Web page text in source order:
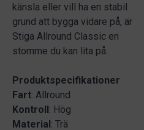
känsla eller vill ha en stabil
grund att bygga vidare på, är
Stiga Allround Classic en
stomme du kan lita på.
Produktspecifikationer
Fart: Allround
Kontroll: Hög
Material: Trä